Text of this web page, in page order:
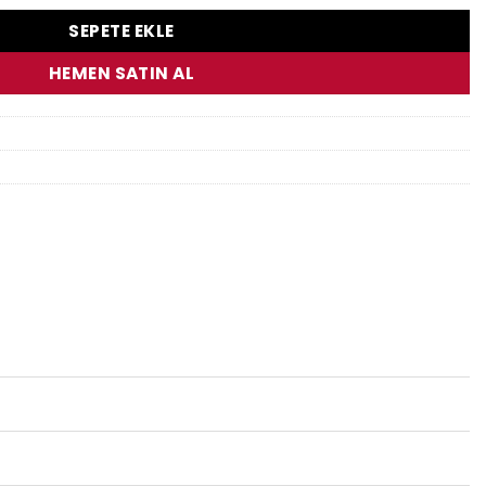
SEPETE EKLE
HEMEN SATIN AL